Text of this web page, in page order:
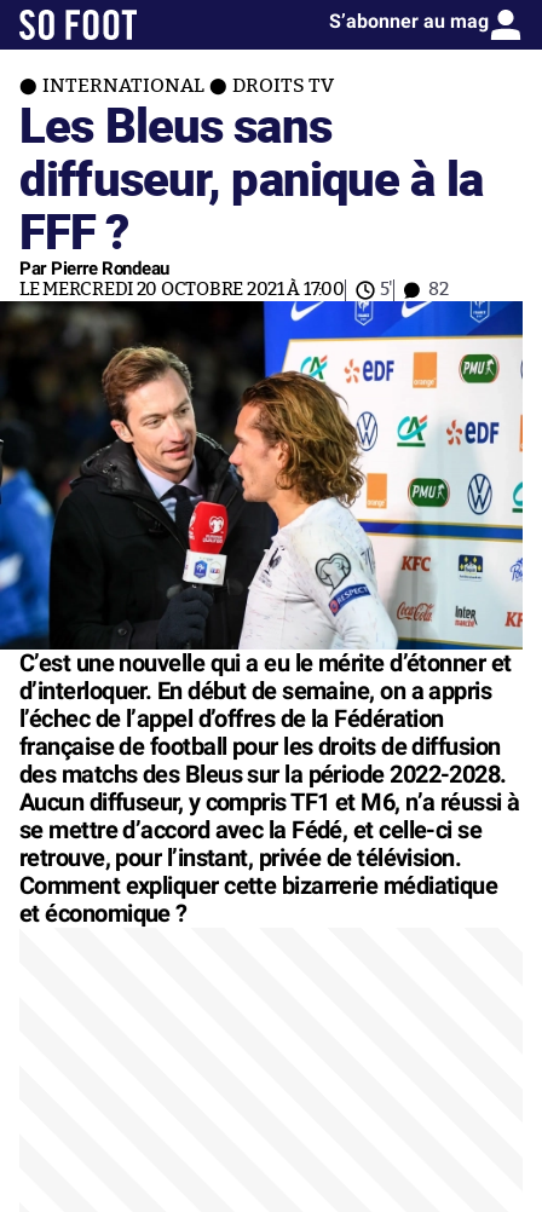
S’abonner au mag
INTERNATIONAL DROITS TV
Les Bleus sans
diffuseur, panique à la
FFF ?
Par Pierre Rondeau
LE MERCREDI 20 OCTOBRE 2021 À 17:00 5' 82
C’est une nouvelle qui a eu le mérite d’étonner et
d’interloquer. En début de semaine, on a appris
l’échec de l’appel d’offres de la Fédération
française de football pour les droits de diffusion
des matchs des Bleus sur la période 2022-2028.
Aucun diffuseur, y compris TF1 et M6, n’a réussi à
se mettre d’accord avec la Fédé, et celle-ci se
retrouve, pour l’instant, privée de télévision.
Comment expliquer cette bizarrerie médiatique
et économique ?